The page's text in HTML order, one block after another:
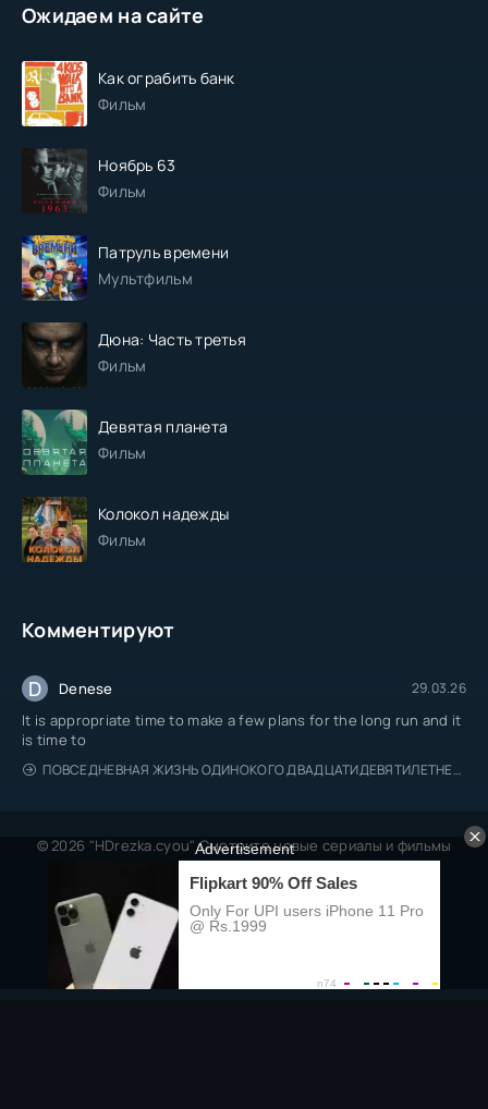
Ожидаем на сайте
Как ограбить банк
Фильм
Ноябрь 63
Фильм
Патруль времени
Мультфильм
Дюна: Часть третья
Фильм
Девятая планета
Фильм
Колокол надежды
Фильм
Комментируют
D Denese 29.03.26
It is appropriate time to make a few plans for the long run and it
is time to
ПОВСЕДНЕВНАЯ ЖИЗНЬ ОДИНОКОГО ДВАДЦАТИДЕВЯТИЛЕТНЕГО АВАНТЮРИСТА
© 2026 "HDrezka.cyou" Смотрите новые сериалы и фильмы
Все права защищены, берегитесь пиратов.
Правообладателям